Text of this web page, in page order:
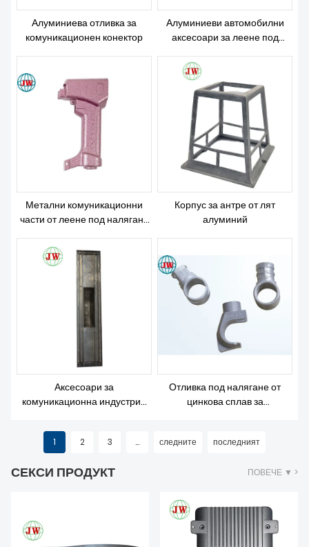
Алуминиева отливка за
комуникационен конектор
Алуминиеви автомобилни
аксесоари за леене под
Метални комуникационни
части от леене под налягане
Корпус за антре от лят
алуминий
Аксесоари за
комуникационна индустрия
Отливка под налягане от
цинкова сплав за
1 2 3 ... следните последният
СЕКСИ ПРОДУКТ ПОВЕЧЕ ▼ >